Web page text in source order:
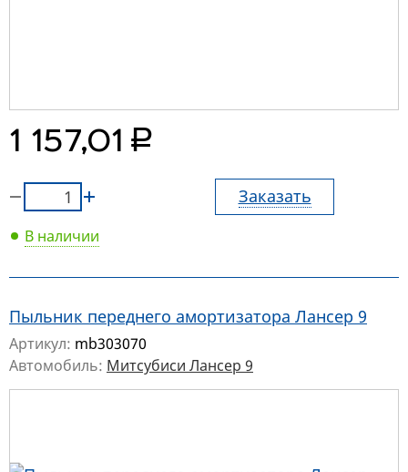
1 157,01 руб.
Заказать
В наличии
Пыльник переднего амортизатора Лансер 9
Артикул: mb303070
Автомобиль: Митсубиси Лансер 9